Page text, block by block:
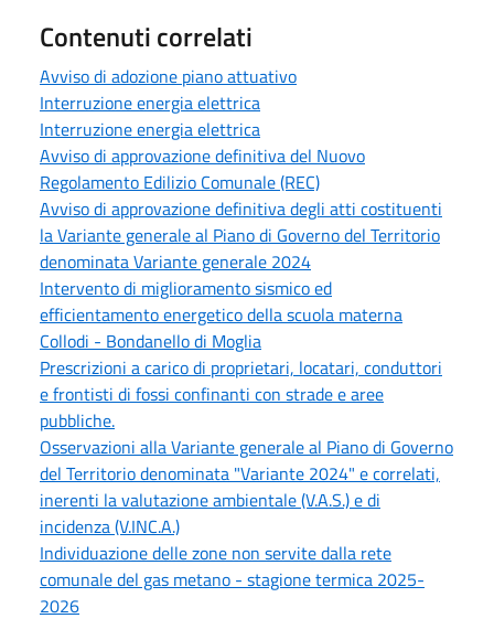
Contenuti correlati
Avviso di adozione piano attuativo
Interruzione energia elettrica
Interruzione energia elettrica
Avviso di approvazione definitiva del Nuovo
Regolamento Edilizio Comunale (REC)
Avviso di approvazione definitiva degli atti costituenti
la Variante generale al Piano di Governo del Territorio
denominata Variante generale 2024
Intervento di miglioramento sismico ed
efficientamento energetico della scuola materna
Collodi - Bondanello di Moglia
Prescrizioni a carico di proprietari, locatari, conduttori
e frontisti di fossi confinanti con strade e aree
pubbliche.
Osservazioni alla Variante generale al Piano di Governo
del Territorio denominata "Variante 2024" e correlati,
inerenti la valutazione ambientale (V.A.S.) e di
incidenza (V.INC.A.)
Individuazione delle zone non servite dalla rete
comunale del gas metano - stagione termica 2025-
2026